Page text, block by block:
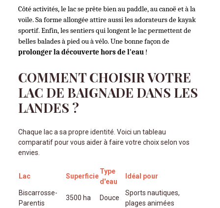
Côté activités, le lac se prête bien au paddle, au canoë et à la
voile. Sa forme allongée attire aussi les adorateurs de kayak
sportif. Enfin, les sentiers qui longent le lac permettent de
prolonger la découverte hors de l'eau !
COMMENT CHOISIR VOTRE
LAC DE BAIGNADE DANS LES
LANDES ?
Chaque lac a sa propre identité. Voici un tableau
comparatif pour vous aider à faire votre choix selon vos
envies.
Lac Superficie
Type
d'eau
Idéal pour
Biscarrosse-
Parentis
3500 ha Douce
Sports nautiques,
plages animées